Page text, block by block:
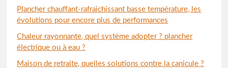
Plancher chauffant-rafraîchissant basse température, les
évolutions pour encore plus de performances
Chaleur rayonnante, quel système adopter ? plancher
électrique ou à eau ?
Maison de retraite, quelles solutions contre la canicule ?